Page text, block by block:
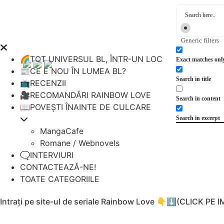
Generic filters
Exact matches
Search in title
Search in content
Search in excerpt
🌈TOT UNIVERSUL BL, ÎNTR-UN LOC
📰CE E NOU ÎN LUMEA BL?
📺RECENZII
🎥RECOMANDĂRI RAINBOW LOVE
📖POVEȘTI ÎNAINTE DE CULCARE
MangaCafe
Romane / Webnovels
🗨️INTERVIURI
CONTACTEAZĂ-NE!
TOATE CATEGORIILE
Intrați pe site-ul de seriale Rainbow Love 👇⬇️(CLICK PE